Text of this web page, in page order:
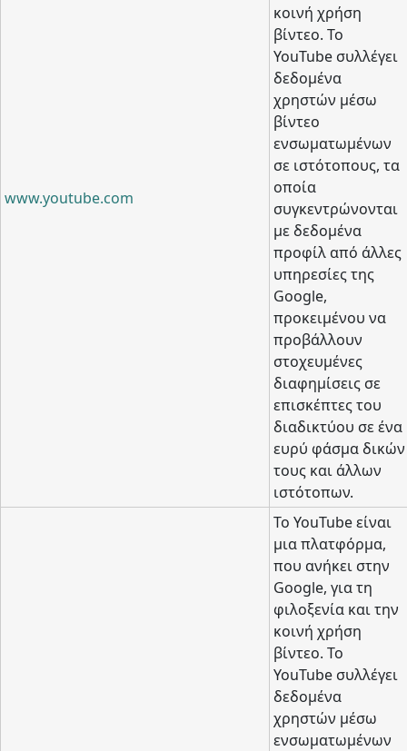
www.youtube.com
κοινή χρήση
βίντεο. Το
YouTube συλλέγει
δεδομένα
χρηστών μέσω
βίντεο
ενσωματωμένων
σε ιστότοπους, τα
οποία
συγκεντρώνονται
με δεδομένα
προφίλ από άλλες
υπηρεσίες της
Google,
προκειμένου να
προβάλλουν
στοχευμένες
διαφημίσεις σε
επισκέπτες του
διαδικτύου σε ένα
ευρύ φάσμα δικών
τους και άλλων
ιστότοπων.
Το YouTube είναι
μια πλατφόρμα,
που ανήκει στην
Google, για τη
φιλοξενία και την
κοινή χρήση
βίντεο. Το
YouTube συλλέγει
δεδομένα
χρηστών μέσω
ενσωματωμένων